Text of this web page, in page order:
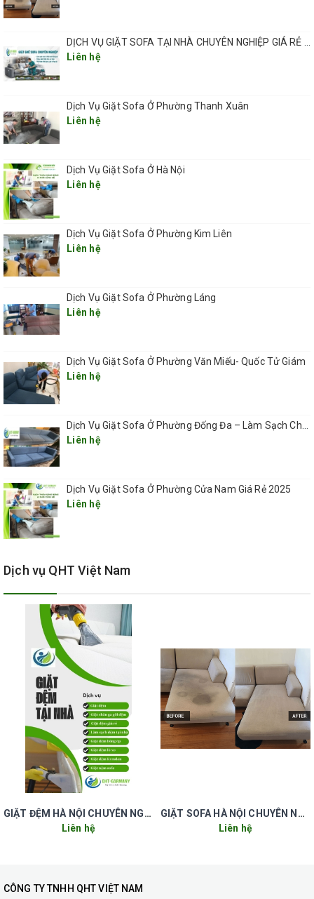
dương vương quận tây hồ hà nội..
QUY TRÌNH GIẶT GHẾ SOFA Ở ĐƯỜNG AN DƯƠNG
Dưới đây là tóm tắt các bước giặt ghế sofa tại nhà ở đường
an dương vương quận tây hồ hà nội :
+Kiểm tra loại ghế , và chất liệu ghế sofa để biết cách sử lý
+Dùng máy hút bụi công nghiệp hút sạch bụi bẩn bám trên
bề mặt ghế
+Kiểm tra tác dụng của hóa chất tẩy vết bẩn đối với bề mặt
+Tẩy điểm các vết bẩn cứng đầu bằng hóa chất chuyên
dùng
+Phun hóa chất giặt ghế chuyên dụng lên toàn bộ ghế
+Sử dụng máy giặt công nghiệp chà sạch toàn bộ ghế
+Dùng máy hút nước công nghiệp hút sạch toàn bộ chất
+Lau khô lại sàn nhà và sắp xếp lại ghế về vị trí ban đầu
đường an dương vương quận tây hồ hà nội.,
Liên hệ
Dịch Vụ Giặt Sofa Ở Phường Thanh Xuân
Liên hệ
Dịch Vụ Giặt Sofa Ở Hà Nội
Liên hệ
Dịch Vụ Giặt Sofa Ở Phường Kim Liên
Liên hệ
Dịch Vụ Giặt Sofa Ở Phường Láng
Liên hệ
Dịch Vụ Giặt Sofa Ở Phường Văn Miếu- Quốc Tử Giám
Liên hệ
Liên hệ
Dịch Vụ Giặt Sofa Ở Phường Cửa Nam Giá Rẻ 2025
Liên hệ
Dịch vụ QHT Việt Nam
GIẶT ĐỆM HÀ NỘI CHUYÊN NGHIỆP UY TÍN GIÁ RẺ
Liên hệ
GIẶT SOFA HÀ NỘI CHUYÊN NGHIỆP UY TÍN GIÁ RẺ
Liên hệ
CÔNG TY TNHH QHT VIỆT NAM